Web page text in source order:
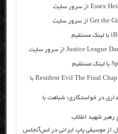
دانلود رایگان فیلم خارجی Resident Evil The Final Chapter 2017 با
در خواستگاری؛ شباهت با
از موسیقی پاپ ایرانی در لس‌آنجلس